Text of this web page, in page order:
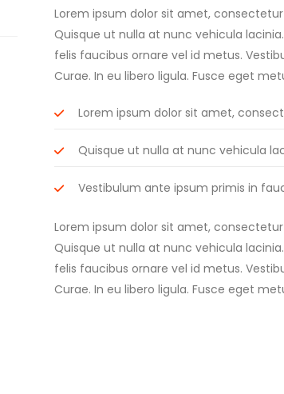
Lorem ipsum dolor sit amet,
Quisque ut nulla at nunc vehicula
felis faucibus ornare vel id metus.
Curae. In eu libero ligula. Fusce eget
Lorem ipsum dolor sit amet,
Quisque ut nulla at nunc vehicula
Vestibulum ante ipsum primis in
Lorem ipsum dolor sit amet,
Quisque ut nulla at nunc vehicula
felis faucibus ornare vel id metus.
Curae. In eu libero ligula. Fusce eget